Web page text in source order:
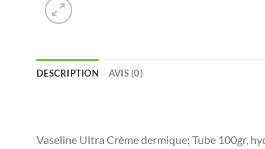
DESCRIPTION AVIS (0)
Vaseline Ultra Crème dermique; Tube 100gr,